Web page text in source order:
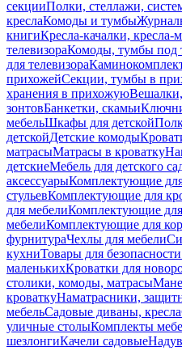
секцииПолки, стеллажи,
креслаКомоды и тумбы
книгиКресла-качалки, кресла-
телевизораКомоды, тумбы под
для телевизора
прихожейСекции, тумбы в
хранения в прихожую
зонтовБанкетки, скамьи
мебельШкафы для детской
детскойДетские комоды
матрасыМатрасы в кроватку
детскиеМебель для детского
аксессуарыКомплектующие
стульевКомплектующие для
для мебелиКомплектующие
мебелиКомплектующие для
фурнитураЧехлы для мебели
кухниТовары для
маленькихКроватки для
столики, комоды, матрасы
кроваткуНаматрасники,
мебельСадовые диваны, кресла
уличные столыКомплекты
шезлонгиКачели садовые